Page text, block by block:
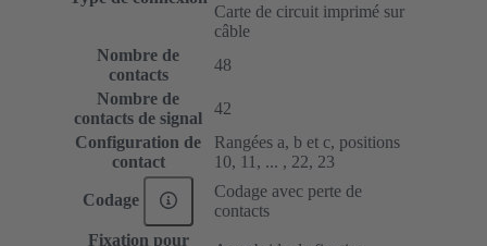
Carte de circuit imprimé sur
câble
Nombre de
contacts
48
Nombre de
contacts de signal
42
Configuration de
contact
Rangées a, b et c, positions
10, 11, ... , 22, 23
Codage
Codage avec perte de
contacts
Fixation pour